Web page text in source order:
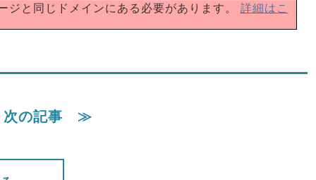
と同じドメインにある必要があります。 詳細はこ
次の記事 ≫